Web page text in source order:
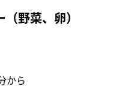
野菜、卵）
から